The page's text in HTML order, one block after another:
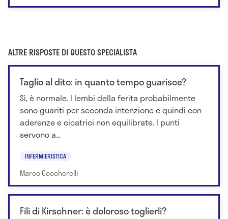
ALTRE RISPOSTE DI QUESTO SPECIALISTA
Taglio al dito: in quanto tempo guarisce?
Sì, è normale. I lembi della ferita probabilmente
sono guariti per seconda intenzione e quindi con
aderenze e cicatrici non equilibrate. I punti
servono a...
INFERMIERISTICA
Marco Ceccherelli
Fili di Kirschner: è doloroso toglierli?